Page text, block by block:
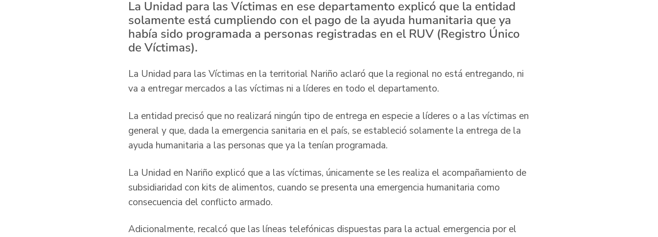
La Unidad para las Víctimas en ese departamento explicó que la entidad
solamente está cumpliendo con el pago de la ayuda humanitaria que ya
había sido programada a personas registradas en el RUV (Registro Único
de Víctimas).
La Unidad para las Víctimas en la territorial Nariño aclaró que la regional no está entregando, ni
va a entregar mercados a las víctimas ni a líderes en todo el departamento.
La entidad precisó que no realizará ningún tipo de entrega en especie a líderes o a las víctimas en
general y que, dada la emergencia sanitaria en el país, se estableció solamente la entrega de la
ayuda humanitaria a las personas que ya la tenían programada.
La Unidad en Nariño explicó que a las víctimas, únicamente se les realiza el acompañamiento de
subsidiaridad con kits de alimentos, cuando se presenta una emergencia humanitaria como
consecuencia del conflicto armado.
Adicionalmente, recalcó que las líneas telefónicas dispuestas para la actual emergencia por el